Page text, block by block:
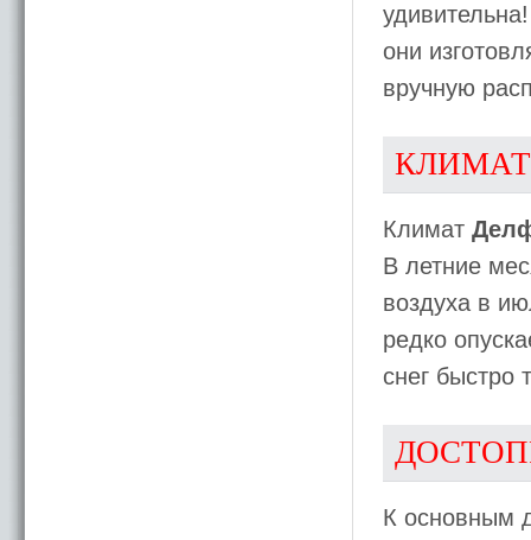
они
вручную
КЛИМАТ
Климат
В летние
воздуха в
редко
снег быстро
К основным